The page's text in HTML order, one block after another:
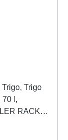
Trigo
RACK